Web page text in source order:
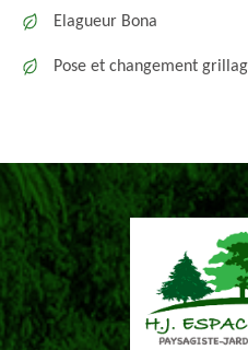
Elagueur Bona
Pose et changement